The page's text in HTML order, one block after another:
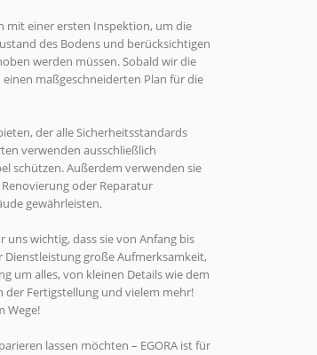
mit einer ersten Inspektion, um die
des Bodens und berücksichtigen
werden müssen. Sobald wir die
maßgeschneiderten Plan für die
der alle Sicherheitsstandards
verwenden ausschließlich
schützen. Außerdem verwenden sie
oder Reparatur
gewährleisten.
wichtig, dass sie von Anfang bis
Dienstleistung große Aufmerksamkeit,
um alles, von kleinen Details wie dem
der Fertigstellung und vielem mehr!
Wege!
lassen möchten – EGORA ist für